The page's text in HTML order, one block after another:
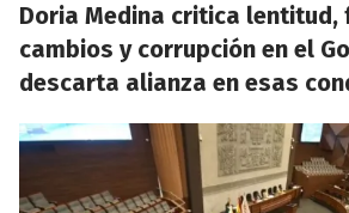
Doria Medina critica lentitud,
cambios y corrupción en el
descarta alianza en esas